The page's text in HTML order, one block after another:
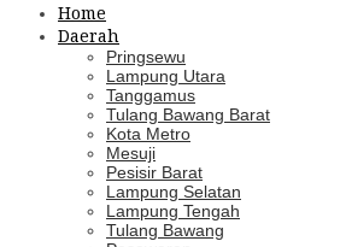
Home
Daerah
Pringsewu
Lampung Utara
Tanggamus
Tulang Bawang Barat
Kota Metro
Mesuji
Pesisir Barat
Lampung Selatan
Lampung Tengah
Tulang Bawang